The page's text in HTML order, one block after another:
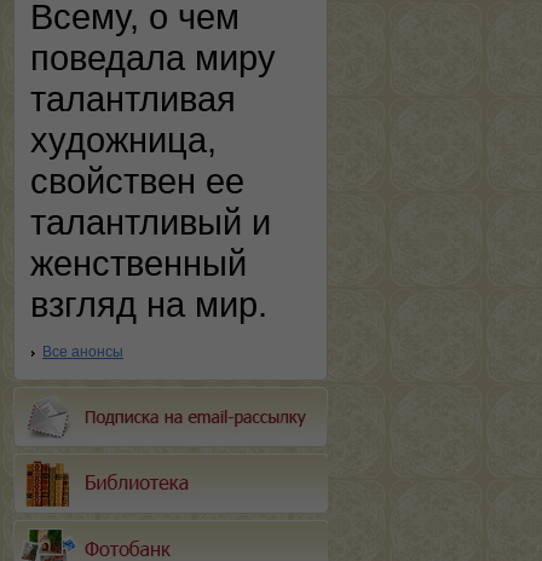
Всему, о чем
поведала миру
талантливая
художница,
свойствен ее
талантливый и
женственный
взгляд на мир.
Все анонсы